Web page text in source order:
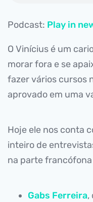
Podcast: Play in
O Vinícius é um
morar fora e se
fazer vários cursos
aprovado em uma
Hoje ele nos conta
inteiro de
na parte francófona
Gabs Ferreira,